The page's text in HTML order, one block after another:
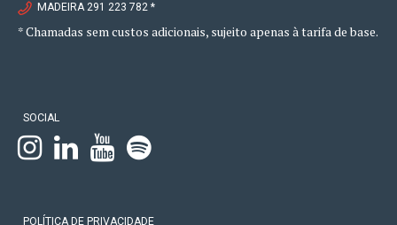
MADEIRA 291 223 782 *
* Chamadas sem custos adicionais, sujeito apenas à tarifa de base.
SOCIAL
POLÍTICA DE PRIVACIDADE